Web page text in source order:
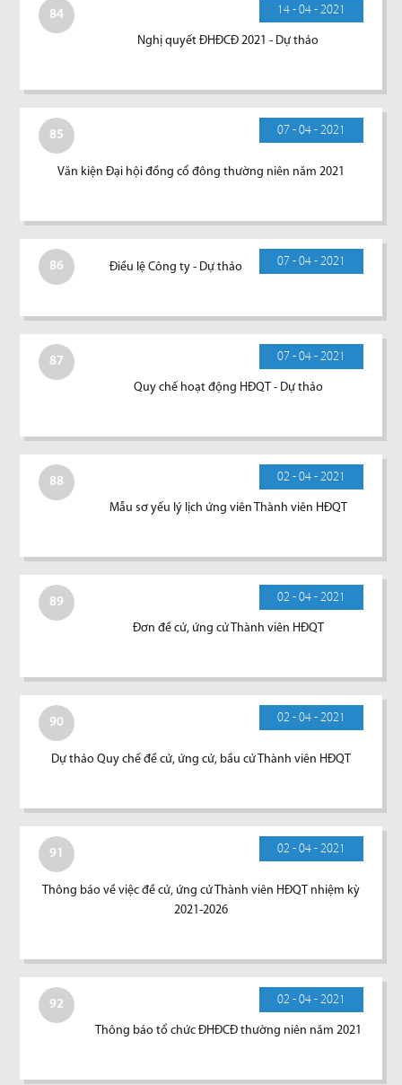
84 14 - 04 - 2021
Nghị quyết ĐHĐCĐ 2021 - Dự thảo
85 07 - 04 - 2021
Văn kiện Đại hội đồng cổ đông thường niên năm 2021
86 07 - 04 - 2021
Điều lệ Công ty - Dự thảo
87 07 - 04 - 2021
Quy chế hoạt động HĐQT - Dự thảo
88 02 - 04 - 2021
Mẫu sơ yếu lý lịch ứng viên Thành viên HĐQT
89 02 - 04 - 2021
Đơn đề cử, ứng cử Thành viên HĐQT
90 02 - 04 - 2021
Dự thảo Quy chế đề cử, ứng cử, bầu cử Thành viên HĐQT
91 02 - 04 - 2021
Thông báo về việc đề cử, ứng cử Thành viên HĐQT nhiệm kỳ
2021-2026
92 02 - 04 - 2021
Thông báo tổ chức ĐHĐCĐ thường niên năm 2021